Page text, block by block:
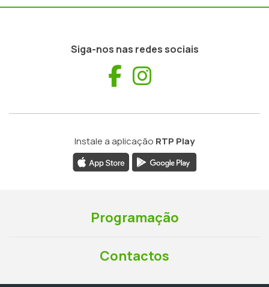
Siga-nos nas redes sociais
Facebook
Instale a aplicação RTP Play
Programação
Contactos